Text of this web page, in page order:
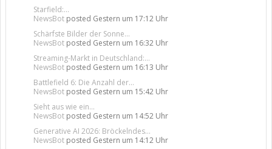
Starfield:...
NewsBot posted Gestern um 17:12 Uhr
Schärfste Bilder der Sonne...
NewsBot posted Gestern um 16:32 Uhr
Streaming-Markt in Deutschland:...
NewsBot posted Gestern um 16:13 Uhr
Battlefield 6: Die Anzahl der...
NewsBot posted Gestern um 15:42 Uhr
Sieht aus wie ein...
NewsBot posted Gestern um 14:52 Uhr
Generative AI 2026: Bröckelndes...
NewsBot posted Gestern um 14:12 Uhr